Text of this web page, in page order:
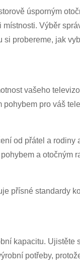
úsporným
Výběr
probereme, jak
vašeho
pro váš
od přátel a rodiny
a otočným
přísné standardy
kapacitu. Ujistěte
potřeby,